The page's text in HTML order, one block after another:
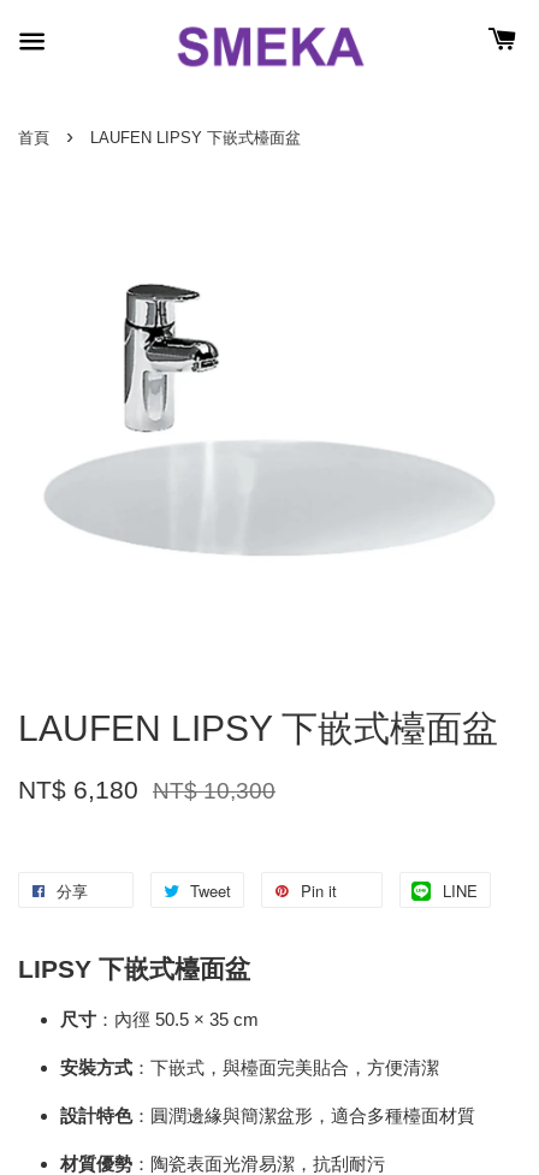
首頁 › LAUFEN LIPSY 下嵌式檯面盆
LAUFEN LIPSY 下嵌式檯面盆
NT$ 6,180 NT$ 10,300
分享 Tweet Pin it LINE
LIPSY 下嵌式檯面盆
尺寸 ：內徑 50.5 × 35 cm
安裝方式 ：下嵌式，與檯面完美貼合，方便清潔
設計特色：圓潤邊緣與簡潔盆形，適合多種檯面材質
材質優勢 ：陶瓷表面光滑易潔，抗刮耐污